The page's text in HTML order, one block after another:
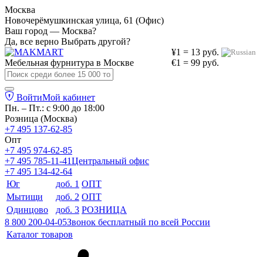
Москва
Новочерёмушкинская улица, 61 (Офис)
Ваш город — Москва?
Да, все верно Выбрать другой?
¥1 = 13 руб.
€1 = 99 руб.
Мебельная фурнитура в Москве
ВойтиМой кабинет
Пн. – Пт.: с 9:00 до 18:00
Розница (Москва)
+7 495 137-62-85
Опт
+7 495 974-62-85
+7 495 785-11-41Центральный офис
+7 495 134-42-64
Юг
доб. 1 ОПТ
Мытищи
доб. 2 ОПТ
Одинцово
доб. 3 РОЗНИЦА
8 800 200-04-05Звонок бесплатный по всей России
Каталог товаров